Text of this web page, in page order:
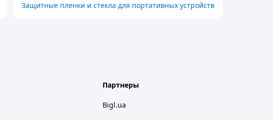
Защитные пленки и стекла для портативных устройств
Партнеры
Bigl.ua